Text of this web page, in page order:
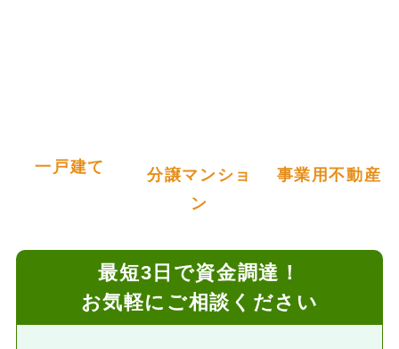
一戸建て
分譲マンショ
ン
事業用不動産
最短3日で資金調達！
お気軽にご相談ください